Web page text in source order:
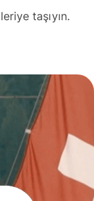
taşıyın.